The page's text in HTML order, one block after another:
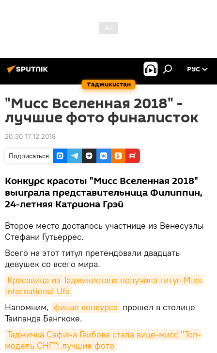
Таджикистан
РУС
"Мисс Вселенная 2018" -
лучшие фото финалисток
20:30 17.12.2018
Подписаться
Конкурс красоты "Мисс Вселенная 2018"
выиграла представительница Филиппин,
24-летняя Катриона Грэй
Второе место досталось участнице из Венесуэлы
Стефани Гутьеррес.
Всего на этот титул претендовали двадцать
девушек со всего мира.
Красавица из Таджикистана получила титул Miss
International Ufa
Напомним, финал конкурса прошел в столице
Таиланда Бангкоке.
Таджичка Сафина Гаибова стала вице-мисс "Топ-
модель СНГ": лучшие фото